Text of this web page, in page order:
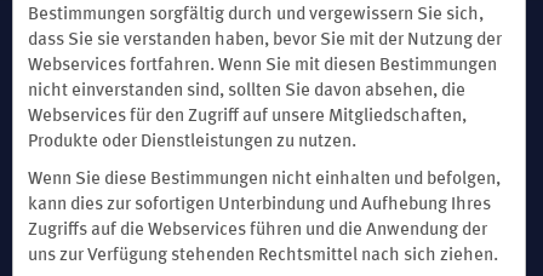
Diese Website verwendet Cookies, damit wir uns an Sie erinnern – um zu
verstehen, wie Sie und andere Besucher diese Website verwenden, und um das
Besuchererlebnis zu verbessern.
Durch die Nutzung dieser Website stimmen Sie der Verwendung von Cookies
gemäß den Bedingungen unseres Datenschutzhinweises
dennoch bei der Nutzung unserer Website Schwierigkeiten haben, setzen Sie
sich bitte unteraccessibility@wyndham.commit uns in Verbindung. Wir werden
sicherstellen, dass Sie einen uneingeschränkten Zugriff auf alle Informationen
erhalten, die auf unserer Website der Öffentlichkeit zur Verfügung stehen. Sie
können sich auch unter der Nummer +1 800 407 9832 an unseren
Kundendienst wenden. Unsere Mitarbeiter sind Ihnen gern behilflich und stellen
Bestimmungen sorgfältig durch und vergewissern Sie sich,
dass Sie sie verstanden haben, bevor Sie mit der Nutzung der
Webservices fortfahren. Wenn Sie mit diesen Bestimmungen
nicht einverstanden sind, sollten Sie davon absehen, die
Webservices für den Zugriff auf unsere Mitgliedschaften,
Produkte oder Dienstleistungen zu nutzen.
Wenn Sie diese Bestimmungen nicht einhalten und befolgen,
kann dies zur sofortigen Unterbindung und Aufhebung Ihres
Zugriffs auf die Webservices führen und die Anwendung der
uns zur Verfügung stehenden Rechtsmittel nach sich ziehen.